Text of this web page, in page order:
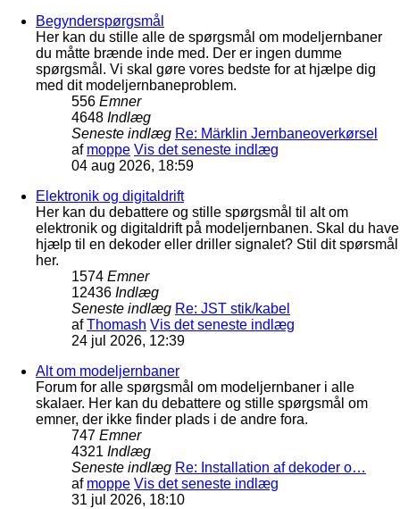
Begynderspørgsmål
Her kan du stille alle de spørgsmål om modeljernbaner
du måtte brænde inde med. Der er ingen dumme
spørgsmål. Vi skal gøre vores bedste for at hjælpe dig
med dit modeljernbaneproblem.
556 Emner
4648 Indlæg
Seneste indlæg Re: Märklin Jernbaneoverkørsel
af moppe Vis det seneste indlæg
04 aug 2026, 18:59
Elektronik og digitaldrift
Her kan du debattere og stille spørgsmål til alt om
elektronik og digitaldrift på modeljernbanen. Skal du have
hjælp til en dekoder eller driller signalet? Stil dit spørsmål
her.
1574 Emner
12436 Indlæg
Seneste indlæg Re: JST stik/kabel
afThomash Vis det seneste indlæg
24 jul 2026, 12:39
Alt om modeljernbaner
Forum for alle spørgsmål om modeljernbaner i alle
skalaer. Her kan du debattere og stille spørgsmål om
emner, der ikke finder plads i de andre fora.
747 Emner
4321 Indlæg
Seneste indlæg Re: Installation af dekoder o…
af moppe Vis det seneste indlæg
31 jul 2026, 18:10